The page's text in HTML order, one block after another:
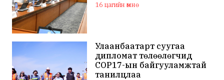
16 цагийн өмнө
Улаанбаатарт суугаа
дипломат төлөөлөгчид
COP17-ын байгууламжтай
танилцлаа